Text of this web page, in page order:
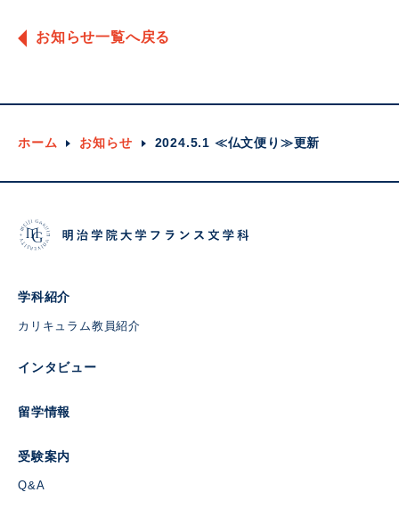
お知らせ一覧へ戻る
ホーム お知らせ 2024.5.1 ≪仏文便り≫更新
学科紹介
カリキュラム教員紹介
インタビュー
留学情報
受験案内
Q&A